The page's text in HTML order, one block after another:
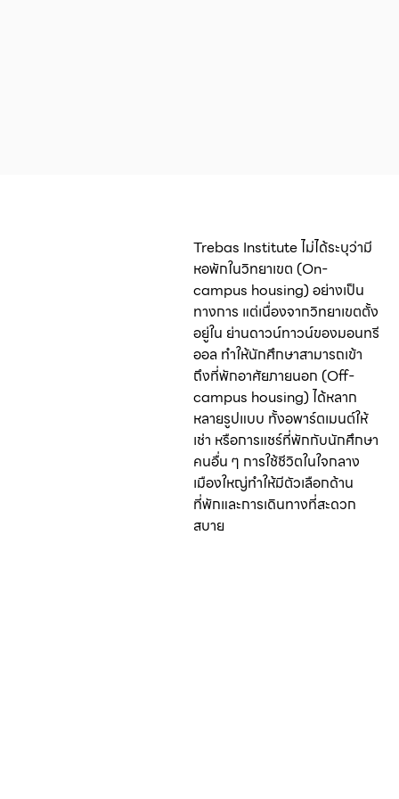
Trebas Institute ไม่ได้ระบุว่ามี
หอพักในวิทยาเขต (On-
campus housing) อย่างเป็น
ทางการ แต่เนื่องจากวิทยาเขตตั้ง
อยู่ใน ย่านดาวน์ทาวน์ของมอนทรี
ออล ทำให้นักศึกษาสามารถเข้า
ถึงที่พักอาศัยภายนอก (Off-
campus housing) ได้หลาก
หลายรูปแบบ ทั้งอพาร์ตเมนต์ให้
เช่า หรือการแชร์ที่พักกับนักศึกษา
คนอื่น ๆ การใช้ชีวิตในใจกลาง
เมืองใหญ่ทำให้มีตัวเลือกด้าน
ที่พักและการเดินทางที่สะดวก
สบาย